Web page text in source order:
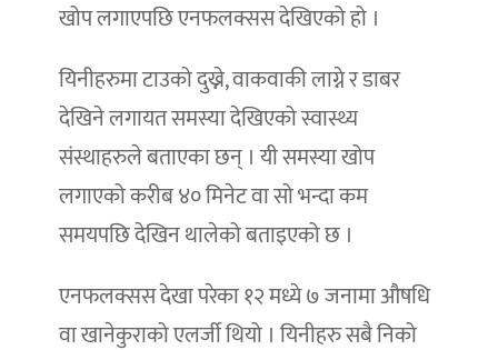
खोप लगाएपछि एनफलक्सस देखिएको हो ।
यिनीहरुमा टाउको दुख्ने, वाकवाकी लाग्ने र डाबर
देखिने लगायत समस्या देखिएको स्वास्थ्य
संस्थाहरुले बताएका छन् । यी समस्या खोप
लगाएको करीब ४० मिनेट वा सो भन्दा कम
समयपछि देखिन थालेको बताइएको छ ।
एनफलक्सस देखा परेका १२ मध्ये ७ जनामा औषधि
वा खानेकुराको एलर्जी थियो । यिनीहरु सबै निको